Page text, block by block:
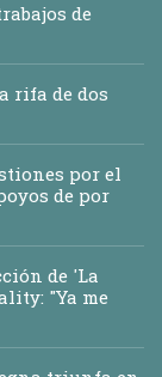
de
rifa de dos
por el
de por
de 'La
"Ya me